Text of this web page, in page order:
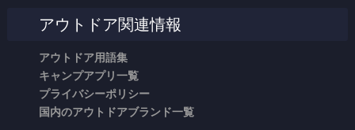
アウトドア関連情報
アウトドア用語集
キャンプアプリ一覧
プライバシーポリシー
国内のアウトドアブランド一覧